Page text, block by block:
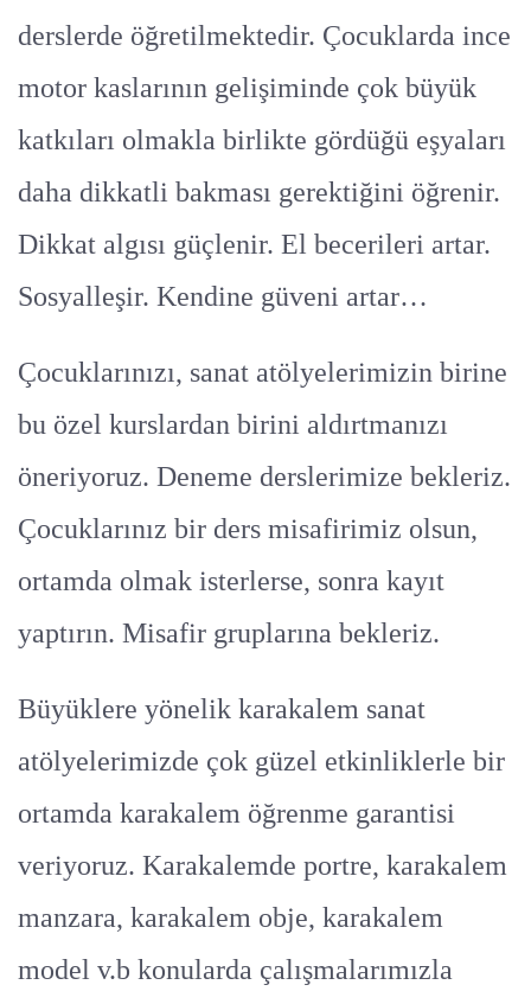
derslerde öğretilmektedir. Çocuklarda ince
motor kaslarının gelişiminde çok büyük
katkıları olmakla birlikte gördüğü eşyaları
daha dikkatli bakması gerektiğini öğrenir.
Dikkat algısı güçlenir. El becerileri artar.
Sosyalleşir. Kendine güveni artar…
Çocuklarınızı, sanat atölyelerimizin birine
bu özel kurslardan birini aldırtmanızı
öneriyoruz. Deneme derslerimize bekleriz.
Çocuklarınız bir ders misafirimiz olsun,
ortamda olmak isterlerse, sonra kayıt
yaptırın. Misafir gruplarına bekleriz.
Büyüklere yönelik karakalem sanat
atölyelerimizde çok güzel etkinliklerle bir
ortamda karakalem öğrenme garantisi
veriyoruz. Karakalemde portre, karakalem
manzara, karakalem obje, karakalem
model v.b konularda çalışmalarımızla